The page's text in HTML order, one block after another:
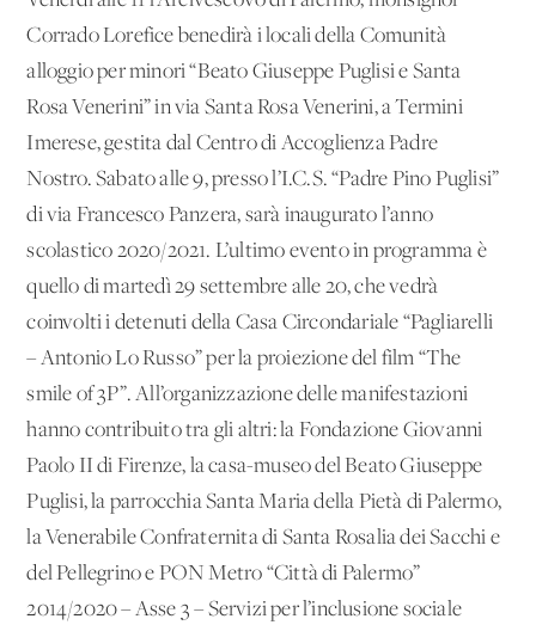
Corrado Lorefice benedirà i locali della Comunità
alloggio per minori “Beato Giuseppe Puglisi e Santa
Rosa Venerini” in via Santa Rosa Venerini, a Termini
Imerese, gestita dal Centro di Accoglienza Padre
Nostro. Sabato alle 9, presso l’I.C.S. “Padre Pino Puglisi”
di via Francesco Panzera, sarà inaugurato l’anno
scolastico 2020/2021. L’ultimo evento in programma è
quello di martedì 29 settembre alle 20, che vedrà
coinvolti i detenuti della Casa Circondariale “Pagliarelli
– Antonio Lo Russo” per la proiezione del film “The
smile of 3P”. All’organizzazione delle manifestazioni
hanno contribuito tra gli altri: la Fondazione Giovanni
Paolo II di Firenze, la casa-museo del Beato Giuseppe
Puglisi, la parrocchia Santa Maria della Pietà di Palermo,
la Venerabile Confraternita di Santa Rosalia dei Sacchi e
del Pellegrino e PON Metro “Città di Palermo”
2014/2020 – Asse 3 – Servizi per l’inclusione sociale